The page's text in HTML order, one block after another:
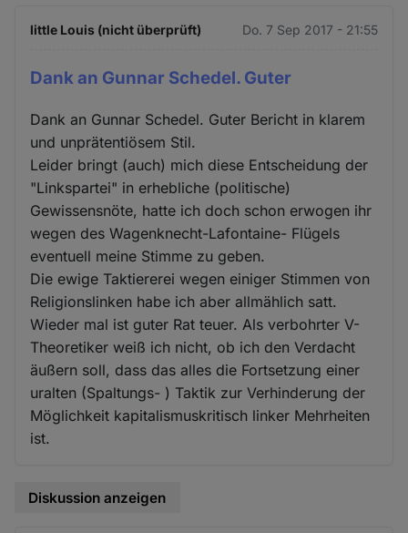
little Louis (nicht überprüft) Do. 7 Sep 2017 - 21:55
Dank an Gunnar Schedel. Guter
Dank an Gunnar Schedel. Guter Bericht in klarem
und unprätentiösem Stil.
Leider bringt (auch) mich diese Entscheidung der
"Linkspartei" in erhebliche (politische)
Gewissensnöte, hatte ich doch schon erwogen ihr
wegen des Wagenknecht-Lafontaine- Flügels
eventuell meine Stimme zu geben.
Die ewige Taktiererei wegen einiger Stimmen von
Religionslinken habe ich aber allmählich satt.
Wieder mal ist guter Rat teuer. Als verbohrter V-
Theoretiker weiß ich nicht, ob ich den Verdacht
äußern soll, dass das alles die Fortsetzung einer
uralten (Spaltungs- ) Taktik zur Verhinderung der
Möglichkeit kapitalismuskritisch linker Mehrheiten
ist.
Diskussion anzeigen